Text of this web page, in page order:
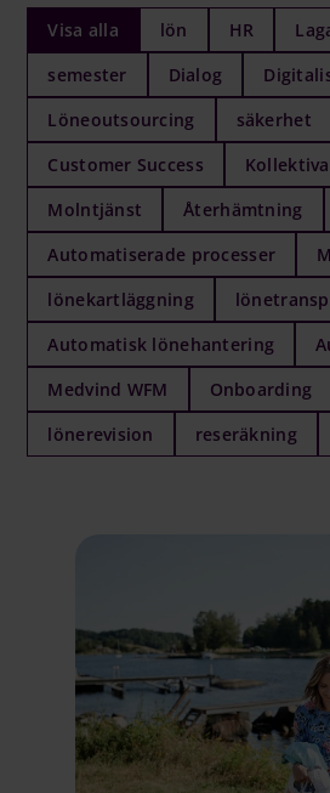
Logga in på Communityn
Visa alla lön HR
semester
Dialog
Löneoutsourcing
säkerhet
Customer Success
Molntjänst
Återhämtning
Automatiserade processer
lönekartläggning
Automatisk lönehantering
Medvind WFM
Onboarding
lönerevision
reseräkning